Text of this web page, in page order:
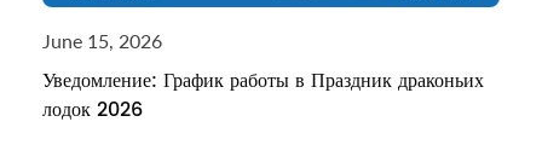
June 15, 2026
Уведомление: График работы в Праздник драконьих
лодок 2026